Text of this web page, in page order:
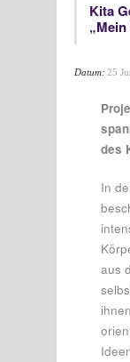
Kita
Datum: 25
des
In
aus